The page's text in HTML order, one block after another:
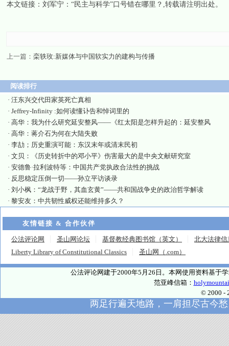
本文链接： 刘军宁：“民主与科学”口号错在哪里？ ,转载请注明出处。
上一篇： 栾轶玫:新媒体与中国软实力的建构与传播
阅读排行
· 汪东兴交代田家英死亡真相
· Jeffrey-Infinity :如何读懂讣告和悼词里的
· 高华：我为什么研究延安整风——《红太阳是怎样升起的：延安整风
· 高华：蒋介石为何在大陆失败
· 李劼；历史重演可能：东汉末年或清末民初
· 文贝：《历史转折中的邓小平》伤害最大的是中央文献研究室
· 安德鲁·拉利波特等：中国共产党执政合法性的挑战
· 反思稳定压倒一切——孙立平访谈录
· 刘小枫：“龙战于野，其血玄黄”——共和国战争史的政治哲学解读
· 黎安友：中共韧性威权还能维持多久？
友情链接 & 合作伙伴
公法评论网 圣山网论坛 基督教经典图书馆（英文）
北大法律信
Liberty Library of Constitutional Classics
圣山网（.com）
公法评论网建于2000年5月26日。本网使用资料基于
范亚峰信箱：
© 2000 -
两足行遍天地路，一肩担尽古今